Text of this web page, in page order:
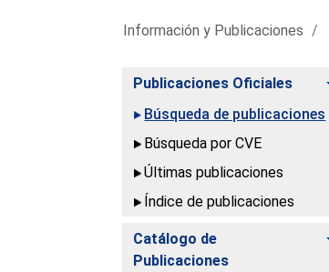
Información y Publicaciones
Publicaciones Oficiales
Búsqueda de publicaciones
Búsqueda por CVE
Últimas publicaciones
Índice de publicaciones
Catálogo de
Publicaciones